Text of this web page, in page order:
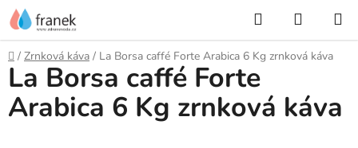
Přejít
na
obsah
Hledat
KOŠÍK
Domů
/ Zrnková káva / La Borsa caffé Forte Arabica 6 Kg zrnková káva
La Borsa caffé Forte
Arabica 6 Kg zrnková káva